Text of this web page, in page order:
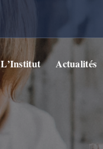
L’Institut Actualités